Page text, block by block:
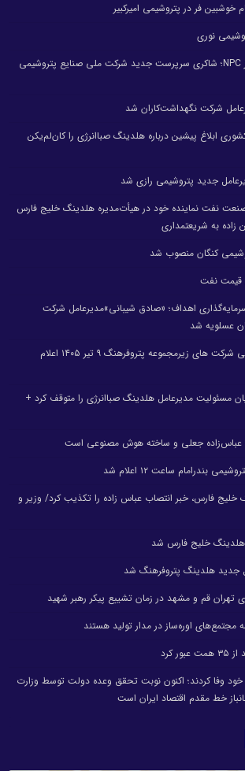
فر در پتروشیمی امیرکبیر
با تودیع عباس زاده از NPC؛ شاکری سرپرست جدید شرکت ملی صنایع پتروشیمی
شرکت نگهداشت‌کاران شد
ابلاغ پیشین درباره هلدینگ صباانرژی را کان‌لم‌یکن
جدید پتروشیمی رازی شد
نفت نماینده خود در هیأت‌مدیره هلدینگ خلیج فارس
زاده به شریعتمداری
کنگان منصوب شد
اهداف؛ «صادق شیبانی»مدیرعامل شرکت
عسلویه شد
نتایج آزمون استخدامی شرکت های زیرمجموعه پتروفرهنگ ۹ تیر ۱۴۰۵ اعلام
مسئولیت مدیرعامل هلدینگ صباانرژی را متوقف کرد +
عباس‌زاده جعلی و ساخته هوش مصنوعی است
بندرامام ساعت ۱۲ اعلام شد
فارس، خبر انتصاب عباس زاده را تکذیب کرد/ وزیر و
هلدینگ خلیج فارس شد
جدید هلدینگ پتروفرهنگ شد
تهران قم و مشهد در زمان تشییع پیکر رهبر شهید
مجتمع‌های اوره‌ساز در مدار تولید هستند
کرد
خود وفا کردند؛ اکنون نوبت تحقق وعده دولت توسط وزارت
خط مقدم اقتصاد ایران است